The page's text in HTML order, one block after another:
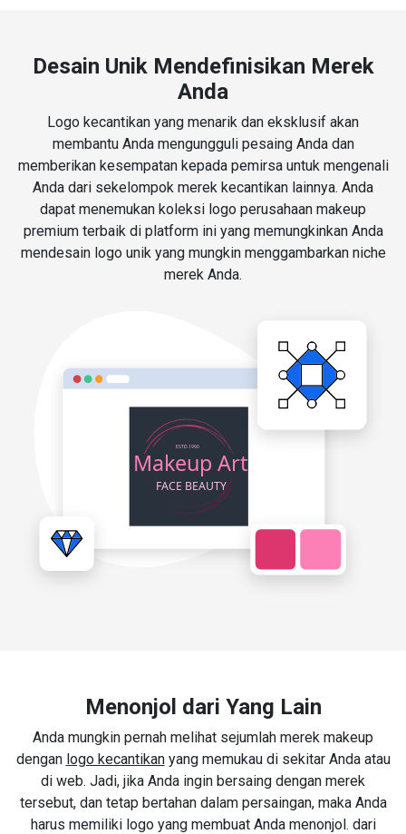
Desain Unik Mendefinisikan Merek
Anda
Logo kecantikan yang menarik dan eksklusif akan
membantu Anda mengungguli pesaing Anda dan
memberikan kesempatan kepada pemirsa untuk mengenali
Anda dari sekelompok merek kecantikan lainnya. Anda
dapat menemukan koleksi logo perusahaan makeup
premium terbaik di platform ini yang memungkinkan Anda
mendesain logo unik yang mungkin menggambarkan niche
merek Anda.
Menonjol dari Yang Lain
Anda mungkin pernah melihat sejumlah merek makeup
dengan logo kecantikanyang memukau di sekitar Anda atau
di web. Jadi, jika Anda ingin bersaing dengan merek
tersebut, dan tetap bertahan dalam persaingan, maka Anda
harus memiliki logo yang membuat Anda menonjol. dari